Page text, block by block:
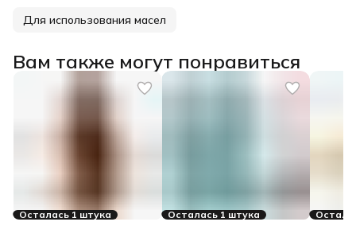
Для использования масел
Вам также могут понравиться
Осталась 1 штука Осталась 1 штука